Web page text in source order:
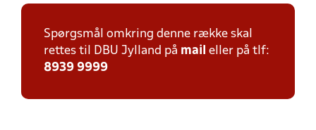
Spørgsmål omkring denne række skal
rettes til DBU Jylland på mail eller på tlf:
8939 9999